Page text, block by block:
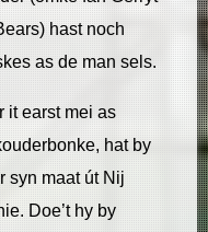
hast noch
as de man sels.
it earst mei as
hat by
syn maat út Nij
Doe’t hy by